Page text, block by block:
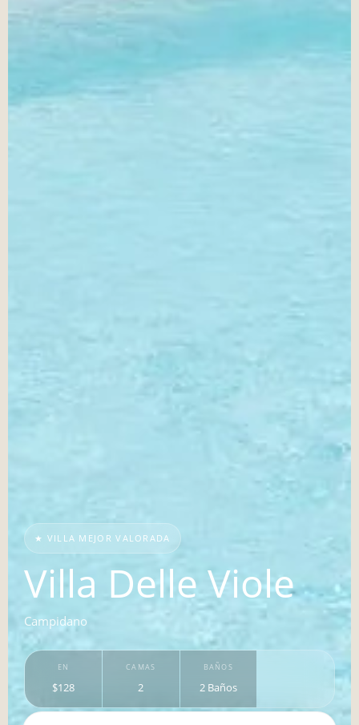
★ VILLA MEJOR VALORADA
Villa Delle Viole
Campidano
EN
$128
CAMAS
2
BAÑOS
2 Baños